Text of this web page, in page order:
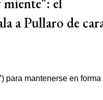
a Pullaro de